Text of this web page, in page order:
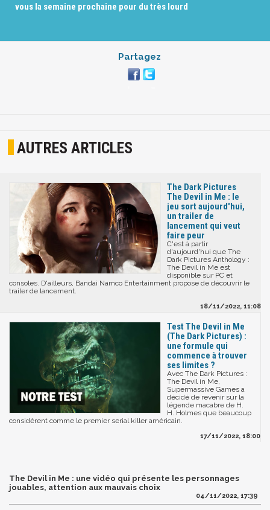
vous la semaine prochaine pour du très lourd
Partagez
AUTRES ARTICLES
The Dark Pictures
The Devil in Me : le
jeu sort aujourd'hui,
un trailer de
lancement qui veut
faire peur
C'est à partir
d'aujourd'hui que The
Dark Pictures Anthology :
The Devil in Me est
disponible sur PC et
consoles. D'ailleurs, Bandai Namco Entertainment propose de découvrir le
trailer de lancement.
18/11/2022, 11:08
Test The Devil in Me
(The Dark Pictures) :
une formule qui
commence à trouver
ses limites ?
Avec The Dark Pictures :
The Devil in Me,
Supermassive Games a
décidé de revenir sur la
légende macabre de H.
H. Holmes que beaucoup
considèrent comme le premier serial killer américain.
17/11/2022, 18:00
The Devil in Me : une vidéo qui présente les personnages
jouables, attention aux mauvais choix
04/11/2022, 17:39